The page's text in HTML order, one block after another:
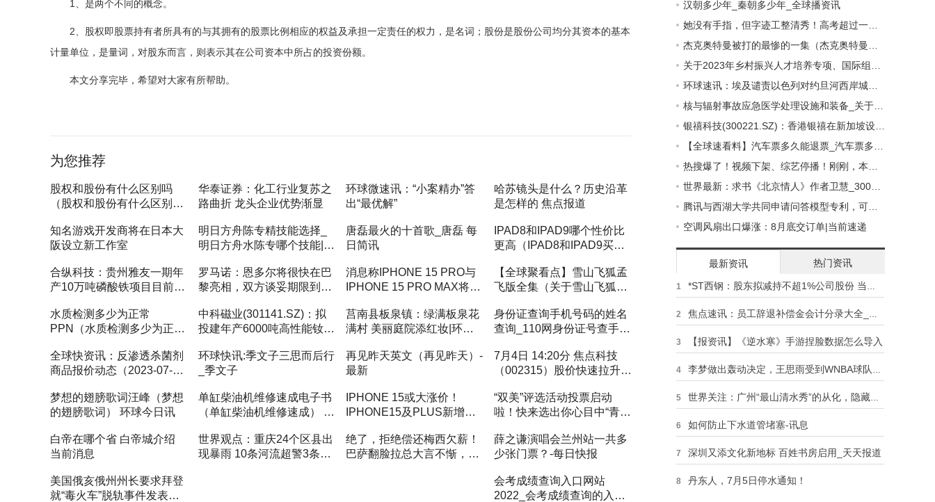
1、是两个不同的概念。
2、股权即股票持有者所具有的与其拥有的股票比例相应的权益及承担一定责任的权力，是名词；股份是股份公司均分其资本的基本
计量单位，是量词，对股东而言，则表示其在公司资本中所占的投资份额。
本文分享完毕，希望对大家有所帮助。
为您推荐
股权和股份有什么区别吗
（股权和股份有什么区别）-
华泰证券：化工行业复苏之
路曲折 龙头企业优势渐显
环球微速讯：“小案精办”答
出“最优解”
哈苏镜头是什么？历史沿革
是怎样的 焦点报道
知名游戏开发商将在日本大
阪设立新工作室
明日方舟陈专精技能选择_
明日方舟水陈专哪个技能|世
唐磊最火的十首歌_唐磊 每
日简讯
IPAD8和IPAD9哪个性价比
更高（IPAD8和IPAD9买哪
合纵科技：贵州雅友一期年
产10万吨磷酸铁项目目前处
罗马诺：恩多尔将很快在巴
黎亮相，双方谈妥期限到
消息称IPHONE 15 PRO与
IPHONE 15 PRO MAX将以
【全球聚看点】雪山飞狐孟
飞版全集（关于雪山飞狐孟
水质检测多少为正常
PPN（水质检测多少为正
中科磁业(301141.SZ)：拟
投建年产6000吨高性能钕铁
及1500吨粘结磁项目_全球
快看
莒南县板泉镇：绿满板泉花
满村 美丽庭院添红妆|环球
身份证查询手机号码的姓名
查询_110网身份证号查手机
全球快资讯：反渗透杀菌剂
商品报价动态（2023-07-
环球快讯:季文子三思而后行
_季文子
再见昨天英文（再见昨天）-
最新
7月4日 14:20分 焦点科技
（002315）股价快速拉升
梦想的翅膀歌词汪峰（梦想
的翅膀歌词） 环球今日讯
单缸柴油机维修速成电子书
（单缸柴油机维修速成） 世
IPHONE 15或大涨价！
IPHONE15及PLUS新增青
IPHONE12呢？ 焦点速读
“双美”评选活动投票启动
啦！快来选出你心目中“青岛
市最美养老护理员”|全球资
讯
白帝在哪个省 白帝城介绍
当前消息
世界观点：重庆24个区县出
现暴雨 10条河流超警3条河
绝了，拒绝偿还梅西欠薪！
巴萨翻脸拉总大言不惭，难
薛之谦演唱会兰州站一共多
少张门票？-每日快报
美国俄亥俄州州长要求拜登
就“毒火车”脱轨事件发表重
会考成绩查询入口网站
2022_会考成绩查询的入口-
汉朝多少年_秦朝多少年_全球播资讯
空调风扇出口爆涨：8月底交订单|当前速递
最新资讯 热门资讯
1 *ST西钢：股东拟减持不超1%公司股份 当前要闻
2 焦点速讯：员工辞退补偿金会计分录大全_员工辞退补偿金会计分录
3 【报资讯】《逆水寒》手游捏脸数据怎么导入
4 李梦做出轰动决定，王思雨受到WNBA球队邀请，睢冉成为大赢家 天天资讯
5 世界关注：广州“最山清水秀”的从化，隐藏着众多古村，五个必打卡，附攻略
6 如何防止下水道管堵塞-讯息
7 深圳又添文化新地标 百姓书房启用_天天报道
8 丹东人，7月5日停水通知！